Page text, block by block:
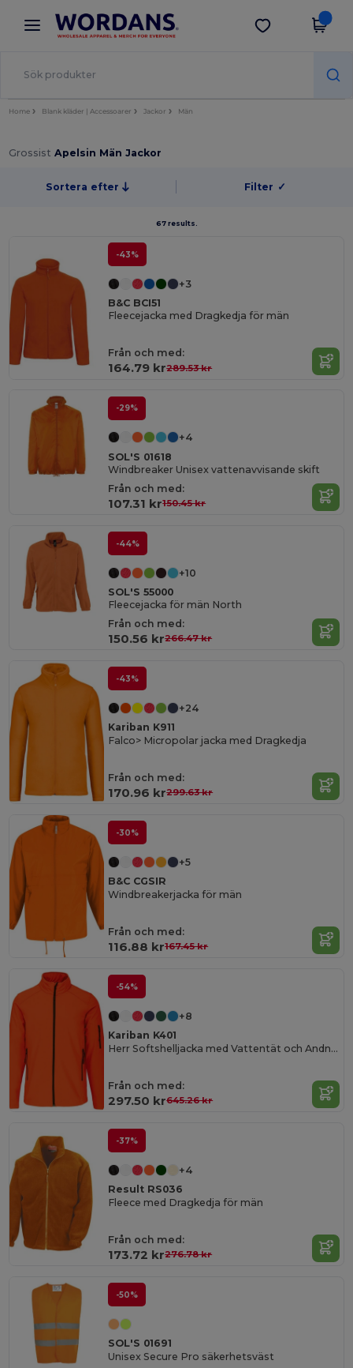
× Wordans-app
Bättre priser i appen!
Hämta app
Home Blank kläder | Accessoarer Jackor Män
Grossist Apelsin Män Jackor
Sortera efter Filter ✓
67 results.
-43%
+3
B&C BCI51
Fleecejacka med Dragkedja för män
Från och med:
164.79 kr289.53 kr
-29%
+4
SOL'S 01618
Windbreaker Unisex vattenavvisande skift
Från och med:
107.31 kr150.45 kr
-44%
+10
SOL'S 55000
Fleecejacka för män North
Från och med:
150.56 kr266.47 kr
-43%
+24
Kariban K911
Falco> Micropolar jacka med Dragkedja
Från och med:
170.96 kr299.63 kr
-30%
+5
B&C CGSIR
Windbreakerjacka för män
Från och med:
116.88 kr167.45 kr
-54%
+8
Kariban K401
Herr Softshelljacka med Vattentät och Andningsbar Design
Från och med:
297.50 kr645.26 kr
-37%
+4
Result RS036
Fleece med Dragkedja för män
Från och med:
173.72 kr276.78 kr
-50%
SOL'S 01691
Unisex Secure Pro säkerhetsväst